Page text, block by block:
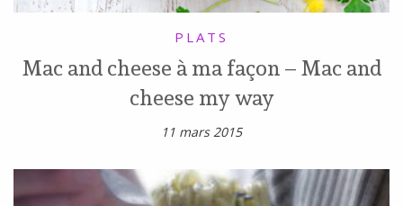
PLATS
Mac and cheese à ma façon – Mac and
cheese my way
11 mars 2015